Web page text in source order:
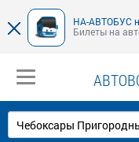
НА-АВТОБУС
Билеты на